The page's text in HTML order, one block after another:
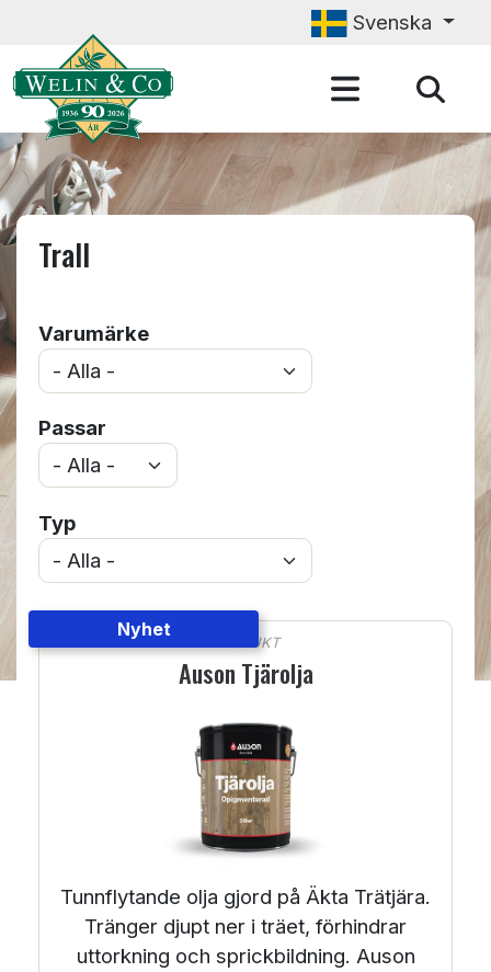
Svenska
Trall
Varumärke
Passar
Typ
PRODUKT
Nyhet
Auson Tjärolja
Tunnflytande olja gjord på Äkta Trätjära.
Tränger djupt ner i träet, förhindrar
uttorkning och sprickbildning. Auson